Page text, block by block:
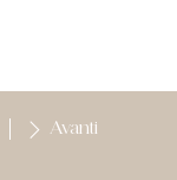
Avanti